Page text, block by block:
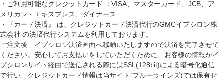
・ご利用可能なクレジットカード ：VISA、マスターカード、JCB、ア
メリカン・エキスプレス、ダイナース
・『カード決済』 は、クレジットカード決済代行のGMOイプシロン株
式会社 の決済代行システムを利用しております。
ご注文後、イプシロン決済画面へ移動いたしますので決済を完了させて
ください。安心してお支払いをしていただくために、お客様の情報がイ
プシロンサイト経由で送信される際にはSSL(128bit)による暗号化通信
で行い、クレジットカード情報は当サイト(ブルーラインズ)では保有せ